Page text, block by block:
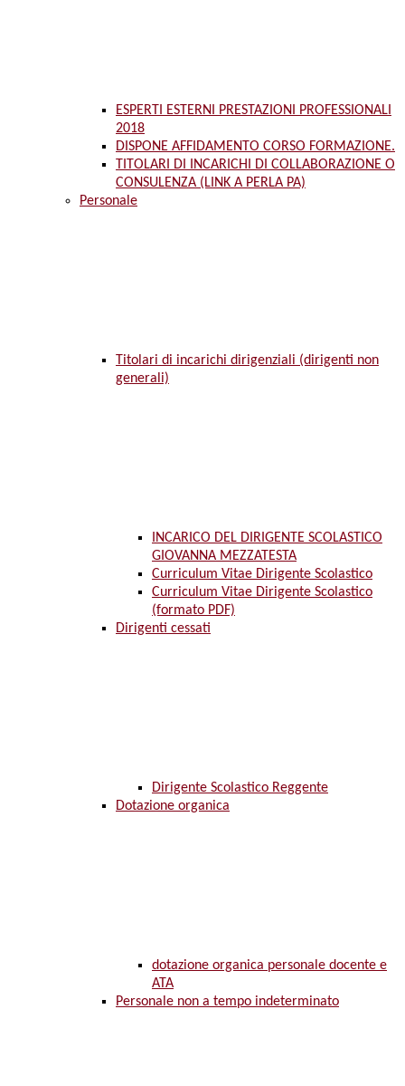
ESPERTI ESTERNI PRESTAZIONI PROFESSIONALI
2018
DISPONE AFFIDAMENTO CORSO FORMAZIONE.
TITOLARI DI INCARICHI DI COLLABORAZIONE O
CONSULENZA (LINK A PERLA PA)
Personale
Titolari di incarichi dirigenziali (dirigenti non
generali)
INCARICO DEL DIRIGENTE SCOLASTICO
GIOVANNA MEZZATESTA
Curriculum Vitae Dirigente Scolastico
Curriculum Vitae Dirigente Scolastico
(formato PDF)
Dirigenti cessati
Dirigente Scolastico Reggente
Dotazione organica
dotazione organica personale docente e
ATA
Personale non a tempo indeterminato